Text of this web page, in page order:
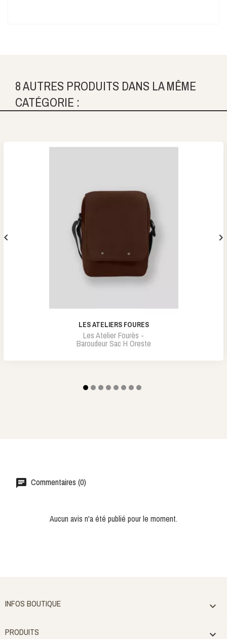
8 AUTRES PRODUITS DANS LA MÊME
CATÉGORIE :
LES ATELIERS FOURES
Les Atelier Fourès -
Baroudeur Sac H Oreste
 
Commentaires (0)
Aucun avis n'a été publié pour le moment.
INFOS BOUTIQUE 
PRODUITS 